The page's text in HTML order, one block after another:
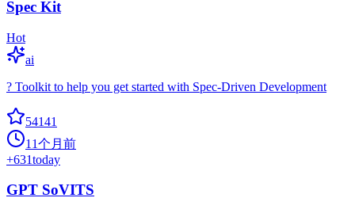
Spec Kit
Hot
ai
? Toolkit to help you get started with Spec-Driven Development
54141
11个月前
+631today
GPT SoVITS